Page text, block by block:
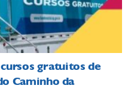
gratuitos de
Caminho da